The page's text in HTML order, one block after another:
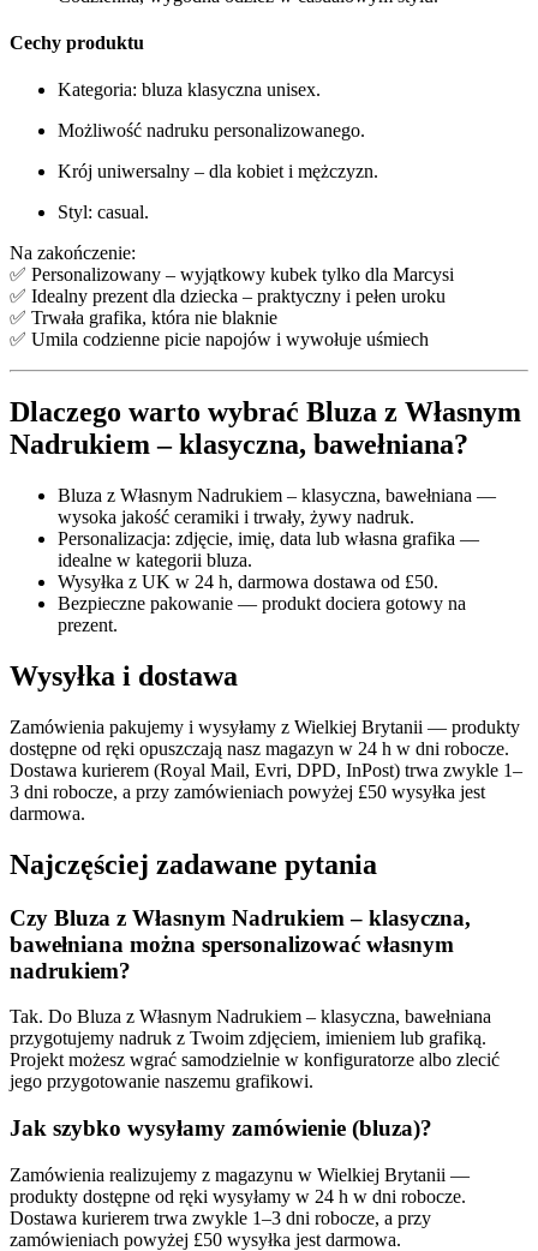
Cechy produktu
Kategoria: bluza klasyczna unisex.
Możliwość nadruku personalizowanego.
Krój uniwersalny – dla kobiet i mężczyzn.
Styl: casual.
Na zakończenie:
✅ Personalizowany – wyjątkowy kubek tylko dla Marcysi
✅ Idealny prezent dla dziecka – praktyczny i pełen uroku
✅ Trwała grafika, która nie blaknie
✅ Umila codzienne picie napojów i wywołuje uśmiech
Dlaczego warto wybrać Bluza z Własnym
Nadrukiem – klasyczna, bawełniana?
Bluza z Własnym Nadrukiem – klasyczna, bawełniana —
wysoka jakość ceramiki i trwały, żywy nadruk.
Personalizacja: zdjęcie, imię, data lub własna grafika —
idealne w kategorii bluza.
Wysyłka z UK w 24 h, darmowa dostawa od £50.
Bezpieczne pakowanie — produkt dociera gotowy na
prezent.
Wysyłka i dostawa
Zamówienia pakujemy i wysyłamy z Wielkiej Brytanii — produkty
dostępne od ręki opuszczają nasz magazyn w 24 h w dni robocze.
Dostawa kurierem (Royal Mail, Evri, DPD, InPost) trwa zwykle 1–
3 dni robocze, a przy zamówieniach powyżej £50 wysyłka jest
darmowa.
Najczęściej zadawane pytania
Czy Bluza z Własnym Nadrukiem – klasyczna,
bawełniana można spersonalizować własnym
nadrukiem?
Tak. Do Bluza z Własnym Nadrukiem – klasyczna, bawełniana
przygotujemy nadruk z Twoim zdjęciem, imieniem lub grafiką.
Projekt możesz wgrać samodzielnie w konfiguratorze albo zlecić
jego przygotowanie naszemu grafikowi.
Jak szybko wysyłamy zamówienie (bluza)?
Zamówienia realizujemy z magazynu w Wielkiej Brytanii —
produkty dostępne od ręki wysyłamy w 24 h w dni robocze.
Dostawa kurierem trwa zwykle 1–3 dni robocze, a przy
zamówieniach powyżej £50 wysyłka jest darmowa.